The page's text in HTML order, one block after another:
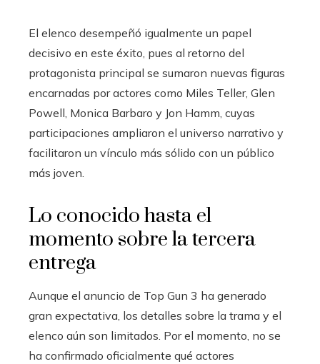
El elenco desempeñó igualmente un papel
decisivo en este éxito, pues al retorno del
protagonista principal se sumaron nuevas figuras
encarnadas por actores como Miles Teller, Glen
Powell, Monica Barbaro y Jon Hamm, cuyas
participaciones ampliaron el universo narrativo y
facilitaron un vínculo más sólido con un público
más joven.
Lo conocido hasta el
momento sobre la tercera
entrega
Aunque el anuncio de Top Gun 3 ha generado
gran expectativa, los detalles sobre la trama y el
elenco aún son limitados. Por el momento, no se
ha confirmado oficialmente qué actores